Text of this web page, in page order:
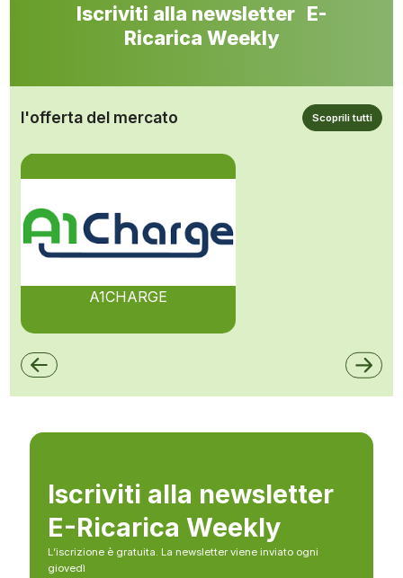
Iscriviti alla newsletter E-
Ricarica Weekly
l'offerta del mercato Scoprili tutti
A1CHARGE
Iscriviti alla newsletter
E-Ricarica Weekly
L’iscrizione è gratuita. La newsletter viene inviato ogni
giovedì